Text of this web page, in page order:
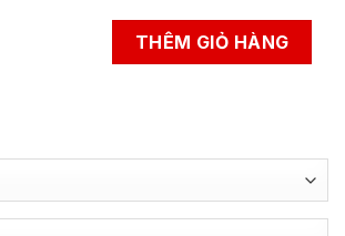
Máy LS2 Garda Air Man quantity
THÊM GIỎ HÀNG